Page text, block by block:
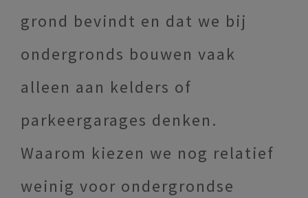
grond bevindt en dat we bij
ondergronds bouwen vaak
alleen aan kelders of
parkeergarages denken.
Waarom kiezen we nog relatief
weinig voor ondergrondse